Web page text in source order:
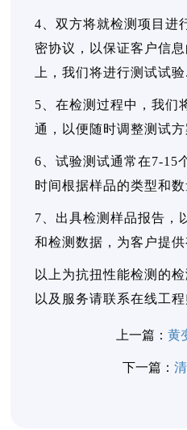
4、双方将就检测项目进
密协议，以保证客户信
上，我们将进行测试试验.
5、在检测过程中，我们
通，以便随时调整测试方
6、试验测试通常在7-15
时间根据样品的类型和数
7、出具检测样品报告，
和检测数据，为客户提供
以上为抗扭性能检测的
以及服务请联系在线工程
上一篇： 黄
下一篇：